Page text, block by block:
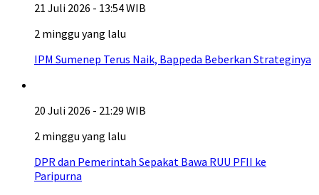
21 Juli 2026 - 13:54 WIB
2 minggu yang lalu
IPM Sumenep Terus Naik, Bappeda Beberkan Strateginya
20 Juli 2026 - 21:29 WIB
2 minggu yang lalu
DPR dan Pemerintah Sepakat Bawa RUU PFII ke
Paripurna